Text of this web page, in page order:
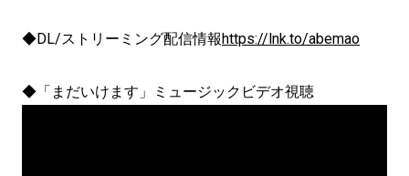
◆DL/ストリーミング配信情報https://lnk.to/abemao
◆「まだいけます」ミュージックビデオ視聴